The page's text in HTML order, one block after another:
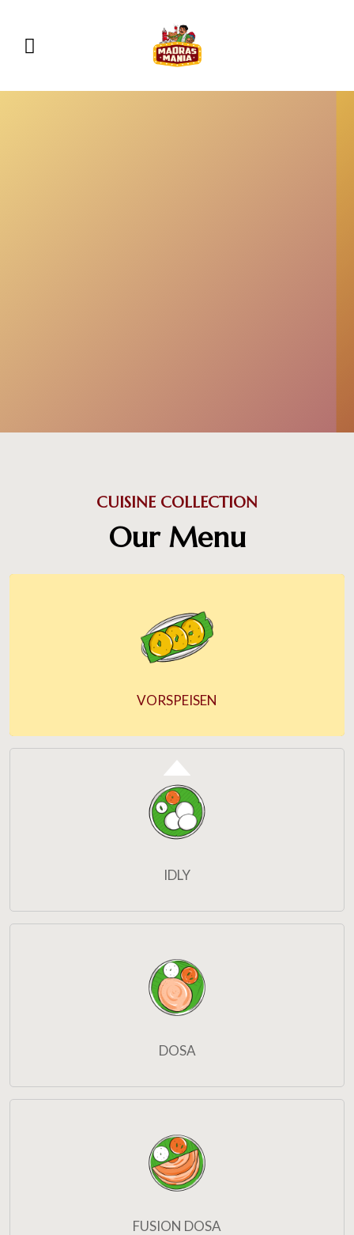
CUISINE COLLECTION
Our Menu
VORSPEISEN
IDLY
DOSA
FUSION DOSA